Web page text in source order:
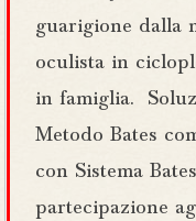
guarigione dalla
oculista in
in famiglia.
Metodo Bates
con Sistema
partecipazione